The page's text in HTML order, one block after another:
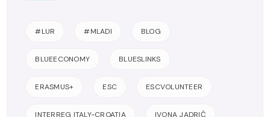
#LUR #MLADI BLOG
BLUEECONOMY BLUESLINKS
ERASMUS+ ESC ESCVOLUNTEER
INTERREG ITALY-CROATIA IVONA JADRIĆ